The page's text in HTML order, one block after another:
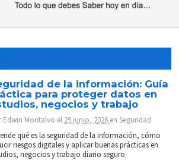
de la información: Guía
para proteger datos en
negocios y trabajo
Edwin Montalvo el 29 junio, 2026 enSeguridad
qué es la seguridad de la información, cómo
riesgos digitales y aplicar buenas prácticas en
negocios y trabajo diario seguro.